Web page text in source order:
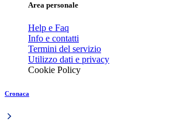
Area personale
Help e Faq
Info e contatti
Termini del servizio
Utilizzo dati e privacy
Cookie Policy
Cronaca